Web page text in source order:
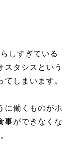
しすぎている
スタシスという
しまいます。
に働くものがホ
事ができなくな